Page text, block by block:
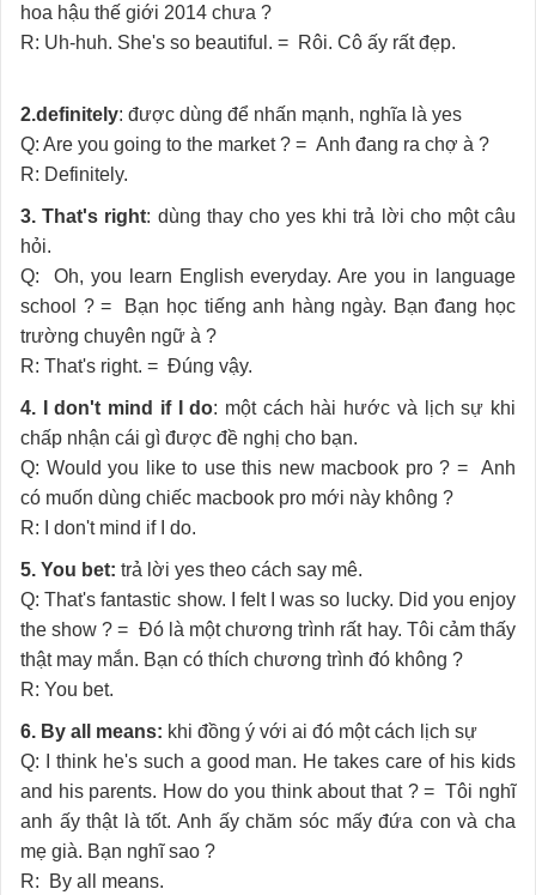
hoa hậu thế giới 2014 chưa ?
R: Uh-huh. She's so beautiful. = Rôi. Cô ấy rất đẹp.
2.definitely: được dùng để nhấn mạnh, nghĩa là yes
Q: Are you going to the market ? = Anh đang ra chợ à ?
R: Definitely.
3. That's right: dùng thay cho yes khi trả lời cho một câu
hỏi.
Q: Oh, you learn English everyday. Are you in language
school ? = Bạn học tiếng anh hàng ngày. Bạn đang học
trường chuyên ngữ à ?
R: That's right. = Đúng vậy.
4. I don't mind if I do: một cách hài hước và lịch sự khi
chấp nhận cái gì được đề nghị cho bạn.
Q: Would you like to use this new macbook pro ? = Anh
có muốn dùng chiếc macbook pro mới này không ?
R: I don't mind if I do.
5. You bet: trả lời yes theo cách say mê.
Q: That's fantastic show. I felt I was so lucky. Did you enjoy
the show ? = Đó là một chương trình rất hay. Tôi cảm thấy
thật may mắn. Bạn có thích chương trình đó không ?
R: You bet.
6. By all means: khi đồng ý với ai đó một cách lịch sự
Q: I think he's such a good man. He takes care of his kids
and his parents. How do you think about that ? = Tôi nghĩ
anh ấy thật là tốt. Anh ấy chăm sóc mấy đứa con và cha
mẹ già. Bạn nghĩ sao ?
R: By all means.